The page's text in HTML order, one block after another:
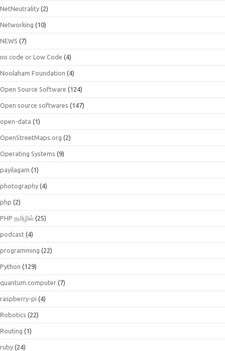
NetNeutrality (2)
Networking (10)
NEWS (7)
no code or Low Code (4)
Noolaham Foundation (4)
Open Source Software (124)
Open source softwares (147)
open-data (1)
OpenStreetMaps.org (2)
Operating Systems (9)
payilagam (1)
photography (4)
php (2)
PHP தமிழில் (25)
podcast (4)
programming (22)
Python (129)
quantum.computer (7)
raspberry-pi (4)
Robotics (22)
Routing (1)
ruby (24)